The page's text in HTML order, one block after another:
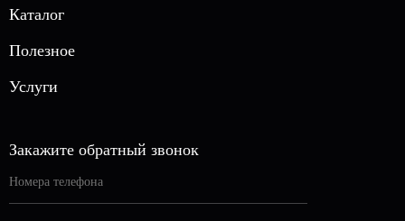
Каталог
Автономная газификация
Кессоны
Погреба
Полезное
О нас
Вакансии
Услуги
Автономная канализация
Монтаж погреба
Закажите обратный звонок